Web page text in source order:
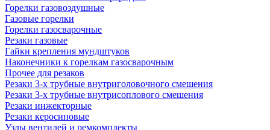
Горелки газовоздушные
Газовые горелки
Горелки газосварочные
Резаки газовые
Гайки крепления мундштуков
Наконечники к горелкам газосварочным
Прочее для резаков
Резаки 3-х трубные внутриголовочного смешения
Резаки 3-х трубные внутрисоплового смешения
Резаки инжекторные
Резаки керосиновые
Узлы вентилей и ремкомплекты